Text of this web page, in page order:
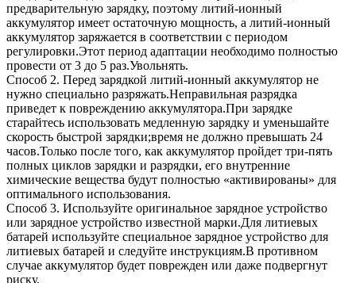
предварительную зарядку, поэтому литий-ионный
аккумулятор имеет остаточную мощность, а литий-ионный
аккумулятор заряжается в соответствии с периодом
регулировки.Этот период адаптации необходимо полностью
провести от 3 до 5 раз.Увольнять.
Способ 2. Перед зарядкой литий-ионный аккумулятор не
нужно специально разряжать.Неправильная разрядка
приведет к повреждению аккумулятора.При зарядке
старайтесь использовать медленную зарядку и уменьшайте
скорость быстрой зарядки;время не должно превышать 24
часов.Только после того, как аккумулятор пройдет три-пять
полных циклов зарядки и разрядки, его внутренние
химические вещества будут полностью «активированы» для
оптимального использования.
Способ 3. Используйте оригинальное зарядное устройство
или зарядное устройство известной марки.Для литиевых
батарей используйте специальное зарядное устройство для
литиевых батарей и следуйте инструкциям.В противном
случае аккумулятор будет поврежден или даже подвергнут
риску.